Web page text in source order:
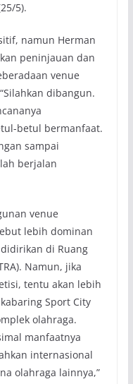
5).
namun Herman
peninjauan dan
venue
dibangun.
betul bermanfaat.
sampai
berjalan
venue
lebih dominan
di Ruang
Namun, jika
tentu akan lebih
Sport City
olahraga.
manfaatnya
internasional
olahraga lainnya,”